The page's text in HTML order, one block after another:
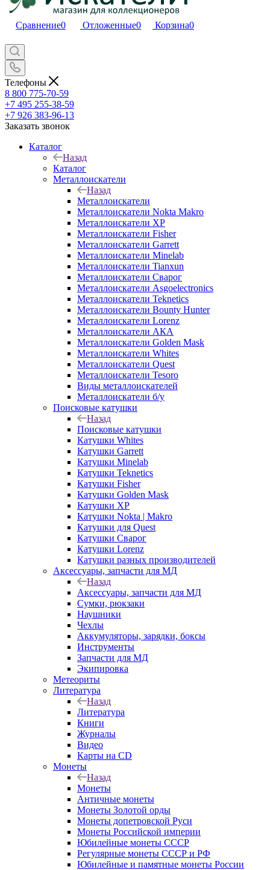
Сравнение0 Отложенные0 Корзина0
Телефоны
8 800 775-70-59
+7 495 255-38-59
+7 926 383-96-13
Заказать звонок
Каталог
Назад
Каталог
Металлоискатели
Назад
Металлоискатели
Металлоискатели Nokta Makro
Металлоискатели XP
Металлоискатели Fisher
Металлоискатели Garrett
Металлоискатели Minelab
Металлоискатели Tianxun
Металлоискатели Сварог
Металлоискатели Asgoelectronics
Металлоискатели Teknetics
Металлоискатели Bounty Hunter
Металлоискатели Lorenz
Металлоискатели АКА
Металлоискатели Golden Mask
Металлоискатели Whites
Металлоискатели Quest
Металлоискатели Tesoro
Виды металлоискателей
Металлоискатели б/у
Поисковые катушки
Назад
Поисковые катушки
Катушки Whites
Катушки Garrett
Катушки Minelab
Катушки Teknetics
Катушки Fisher
Катушки Golden Mask
Катушки XP
Катушки Nokta | Makro
Катушки для Quest
Катушки Сварог
Катушки Lorenz
Катушки разных производителей
Аксессуары, запчасти для МД
Назад
Аксессуары, запчасти для МД
Сумки, рюкзаки
Наушники
Чехлы
Аккумуляторы, зарядки, боксы
Инструменты
Запчасти для МД
Экипировка
Метеориты
Литература
Назад
Литература
Книги
Журналы
Видео
Карты на CD
Монеты
Назад
Монеты
Античные монеты
Монеты Золотой орды
Монеты допетровской Руси
Монеты Российской империи
Юбилейные монеты СССР
Регулярные монеты СССР и РФ
Юбилейные и памятные монеты России